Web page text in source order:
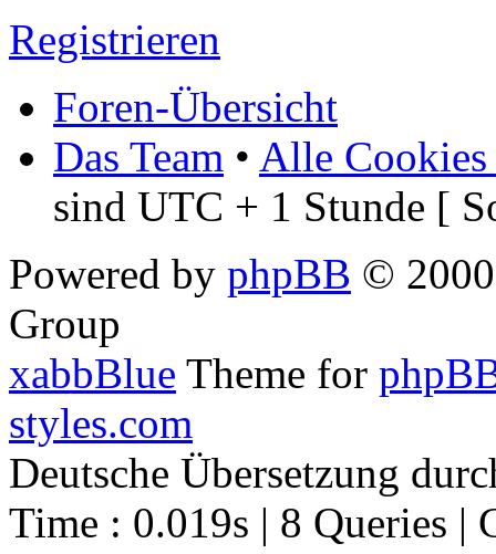
Registrieren
Foren-Übersicht
Das Team • Alle Cookies
sind UTC + 1 Stunde [
Powered by phpBB ©
Group
xabbBlue Theme for
styles.com
Deutsche Übersetzung
Time : 0.019s | 8 Queries |